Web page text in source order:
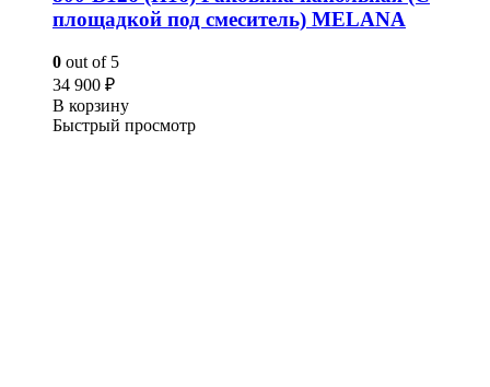
площадкой под смеситель) MELANA
0 out of 5
34 900 ₽
В корзину
Быстрый просмотр